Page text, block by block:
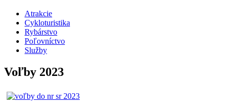
Atrakcie
Cykloturistika
Rybárstvo
Poľovníctvo
Služby
Voľby 2023